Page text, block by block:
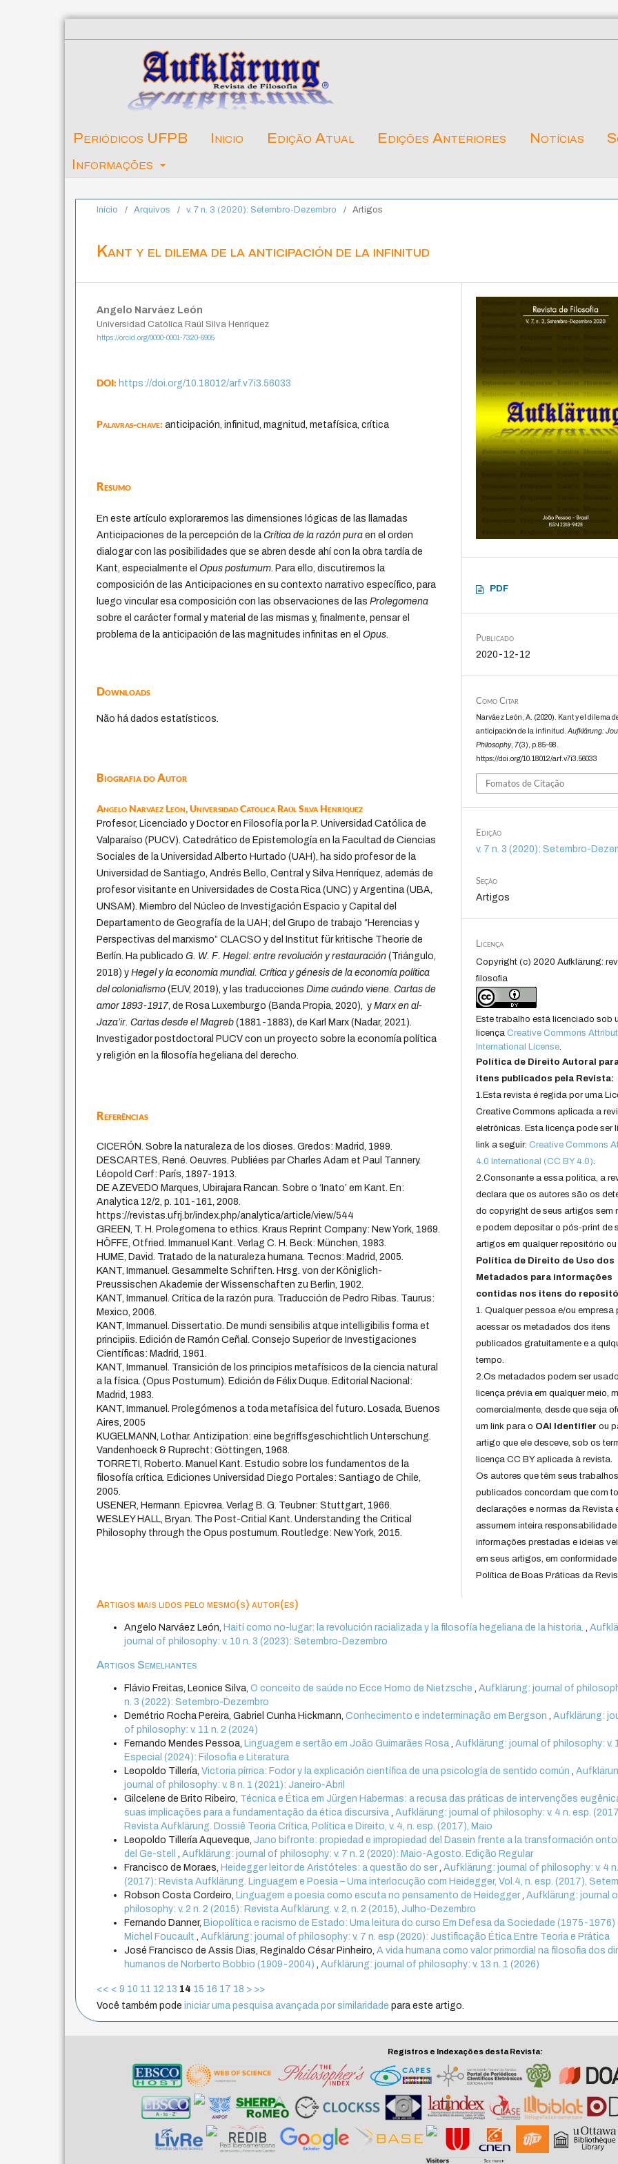
Periódicos UFPB Inicio Edição Atual Edições Anteriores Notícias
Informações
Início / Arquivos / v. 7 n. 3 (2020): Setembro-Dezembro / Artigos
Kant y el dilema de la anticipación de la infinitud
Angelo Narváez León
Universidad Católica Raúl Silva Henríquez
https://orcid.org/0000-0001-7320-6905
DOI:https://doi.org/10.18012/arf.v7i3.56033
Palavras-chave:anticipación, infinitud, magnitud, metafísica, crítica
Resumo
En este artículo exploraremos las dimensiones lógicas de las llamadas
Anticipaciones de la percepción de laCrítica de la razón pura en el orden
dialogar con las posibilidades que se abren desde ahí con la obra tardía de
Kant, especialmente elOpus postumum. Para ello, discutiremos la
composición de las Anticipaciones en su contexto narrativo específico, para
luego vincular esa composición con las observaciones de lasProlegomena
sobre el carácter formal y material de las mismas y, finalmente, pensar el
problema de la anticipación de las magnitudes infinitas en elOpus.
Downloads
Não há dados estatísticos.
Biografia do Autor
Angelo Narváez León,Universidad Católica Raúl Silva Henríquez
Profesor, Licenciado y Doctor en Filosofía por la P. Universidad Católica de
Valparaíso (PUCV). Catedrático de Epistemología en la Facultad de Ciencias
Sociales de la Universidad Alberto Hurtado (UAH), ha sido profesor de la
Universidad de Santiago, Andrés Bello, Central y Silva Henríquez, además de
profesor visitante en Universidades de Costa Rica (UNC) y Argentina (UBA,
UNSAM). Miembro del Núcleo de Investigación Espacio y Capital del
Departamento de Geografía de la UAH; del Grupo de trabajo “Herencias y
Perspectivas del marxismo” CLACSO y del Institut für kritische Theorie de
Berlín. Ha publicadoG. W. F. Hegel: entre revolución y restauración (Triángulo,
2018) yHegel y la economía mundial. Crítica y génesis de la economía política
del colonialismo (EUV, 2019), y las traduccionesDime cuándo viene. Cartas de
amor 1893-1917, de Rosa Luxemburgo (Banda Propia, 2020), yMarx en al-
Jaza’ir. Cartas desde el Magreb (1881-1883), de Karl Marx (Nadar, 2021).
Investigador postdoctoral PUCV con un proyecto sobre la economía política
y religión en la filosofía hegeliana del derecho.
Referências
CICERÓN. Sobre la naturaleza de los dioses. Gredos: Madrid, 1999.
DESCARTES, René. Oeuvres. Publiées par Charles Adam et Paul Tannery.
Léopold Cerf: París, 1897-1913.
DE AZEVEDO Marques, Ubirajara Rancan. Sobre o ‘Inato’ em Kant. En:
Analytica 12/2, p. 101-161, 2008.
https://revistas.ufrj.br/index.php/analytica/article/view/544
GREEN, T. H. Prolegomena to ethics. Kraus Reprint Company: New York, 1969.
HÖFFE, Otfried. Immanuel Kant. Verlag C. H. Beck: München, 1983.
HUME, David. Tratado de la naturaleza humana. Tecnos: Madrid, 2005.
KANT, Immanuel. Gesammelte Schriften. Hrsg. von der Königlich-
Preussischen Akademie der Wissenschaften zu Berlin, 1902.
KANT, Immanuel. Crítica de la razón pura. Traducción de Pedro Ribas. Taurus:
Mexico, 2006.
KANT, Immanuel. Dissertatio. De mundi sensibilis atque intelligibilis forma et
principiis. Edición de Ramón Ceñal. Consejo Superior de Investigaciones
Científicas: Madrid, 1961.
KANT, Immanuel. Transición de los principios metafísicos de la ciencia natural
a la física. (Opus Postumum). Edición de Félix Duque. Editorial Nacional:
Madrid, 1983.
KANT, Immanuel. Prolegómenos a toda metafísica del futuro. Losada, Buenos
Aires, 2005
KUGELMANN, Lothar. Antizipation: eine begriffsgeschichtlich Unterschung.
Vandenhoeck & Ruprecht: Göttingen, 1968.
TORRETI, Roberto. Manuel Kant. Estudio sobre los fundamentos de la
filosofía crítica. Ediciones Universidad Diego Portales: Santiago de Chile,
2005.
USENER, Hermann. Epicvrea. Verlag B. G. Teubner: Stuttgart, 1966.
WESLEY HALL, Bryan. The Post-Critial Kant. Understanding the Critical
Philosophy through the Opus postumum. Routledge: New York, 2015.
PDF
Publicado
2020-12-12
Como Citar
Narváez León, A. (2020). Kant y el dilema
anticipación de la infinitud.Aufklärung:
Philosophy, 7(3), p.85–98.
https://doi.org/10.18012/arf.v7i3.56033
Fomatos de Citação
Edição
v. 7 n. 3 (2020): Setembro-
Seção
Artigos
Licença
Copyright (c) 2020 Aufklärung:
filosofia
Este trabalho está licenciado sob
licençaCreative Commons
International License.
Política de Direito Autoral
itens publicados pela Revista:
1.Esta revista é regida por uma
Creative Commons aplicada a
eletrônicas. Esta licença pode ser
link a seguir:Creative Commons
4.0 International (CC BY 4.0).
2.Consonante a essa politica, a
declara que os autores são os
do copyright de seus artigos sem
e podem depositar o pós-print de
artigos em qualquer repositório ou
Política de Direito de Uso dos
Metadados para informações
contidas nos itens do
1. Qualquer pessoa e/ou empresa
acessar os metadados dos itens
publicados gratuitamente e a
tempo.
2.Os metadados podem ser
licença prévia em qualquer meio,
comercialmente, desde que seja
um link para o OAI Identifier ou
artigo que ele desceve, sob os
licença CC BY aplicada à revista.
Os autores que têm seus trabalhos
publicados concordam que com
declarações e normas da Revista
assumem inteira responsabilidade
informações prestadas e ideias
em seus artigos, em
Política de Boas Práticas da
Artigos mais lidos pelo mesmo(s) autor(es)
Angelo Narváez León, Haití como no-lugar: la revolución racializada y la filosofía hegeliana de la historia.,
journal of philosophy: v. 10 n. 3 (2023): Setembro-Dezembro
Artigos Semelhantes
Flávio Freitas, Leonice Silva,O conceito de saúde no Ecce Homo de Nietzsche,Aufklärung: journal of
n. 3 (2022): Setembro-Dezembro
Demétrio Rocha Pereira, Gabriel Cunha Hickmann,Conhecimento e indeterminação em Bergson,Aufklärung:
of philosophy: v. 11 n. 2 (2024)
Fernando Mendes Pessoa, Linguagem e sertão em João Guimarães Rosa,Aufklärung: journal of philosophy: v.
Especial (2024): Filosofia e Literatura
Leopoldo Tillería,Victoria pírrica: Fodor y la explicación científica de una psicología de sentido común,
journal of philosophy: v. 8 n. 1 (2021): Janeiro-Abril
Gilcelene de Brito Ribeiro, Técnica e Ética em Jürgen Habermas: a recusa das práticas de intervenções
suas implicações para a fundamentação da ética discursiva,Aufklärung: journal of philosophy: v. 4 n. esp.
Revista Aufklärung. Dossiê Teoria Crítica, Política e Direito, v. 4, n. esp. (2017), Maio
Leopoldo Tillería Aqueveque,Jano bifronte: propiedad e impropiedad del Dasein frente a la transformación
del Ge-stell,Aufklärung: journal of philosophy: v. 7 n. 2 (2020): Maio-Agosto. Edição Regular
Francisco de Moraes, Heidegger leitor de Aristóteles: a questão do ser,Aufklärung: journal of philosophy: v. 4
(2017): Revista Aufklärung. Linguagem e Poesia – Uma interlocução com Heidegger, Vol.4, n. esp. (2017),
Robson Costa Cordeiro, Linguagem e poesia como escuta no pensamento de Heidegger,Aufklärung: journal
philosophy: v. 2 n. 2 (2015): Revista Aufklärung. v. 2, n. 2 (2015), Julho-Dezembro
Fernando Danner, Biopolítica e racismo de Estado: Uma leitura do curso Em Defesa da Sociedade (1975-1976)
Michel Foucault,Aufklärung: journal of philosophy: v. 7 n. esp (2020): Justificação Ética Entre Teoria e Prática
José Francisco de Assis Dias, Reginaldo César Pinheiro,A vida humana como valor primordial na filosofia dos
humanos de Norberto Bobbio (1909-2004),Aufklärung: journal of philosophy: v. 13 n. 1 (2026)
<< < 9 10 11 12 13 14 15 16 17 18 > >>
Você também podeiniciar uma pesquisa avançada por similaridade para este artigo.
Registros e Indexações desta Revista: